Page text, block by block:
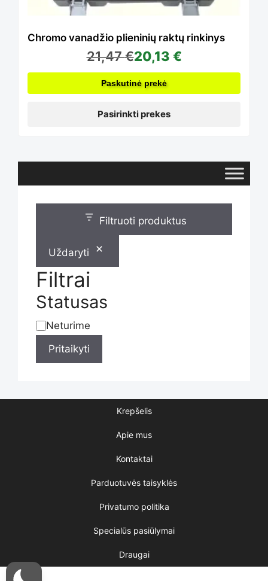
Chromo vanadžio plieninių raktų rinkinys
21,47€20,13 €
Paskutinė prekė
Pasirinkti prekes
The
options
be
chosen
on
the
product
Filtruoti produktus
Uždaryti
Filtrai
Statusas
Statusas
Neturime
Pritaikyti
Krepšelis
Apie mus
Kontaktai
Parduotuvės taisyklės
Privatumo politika
Specialūs pasiūlymai
Draugai